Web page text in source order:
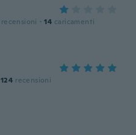
recensioni · 14 caricamenti
124 recensioni